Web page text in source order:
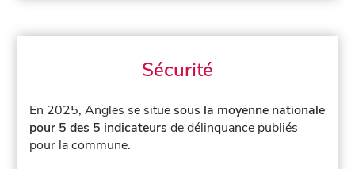
Sécurité
En 2025, Angles se situesous la moyenne nationale
pour 5 des 5 indicateurs de délinquance publiés
pour la commune.